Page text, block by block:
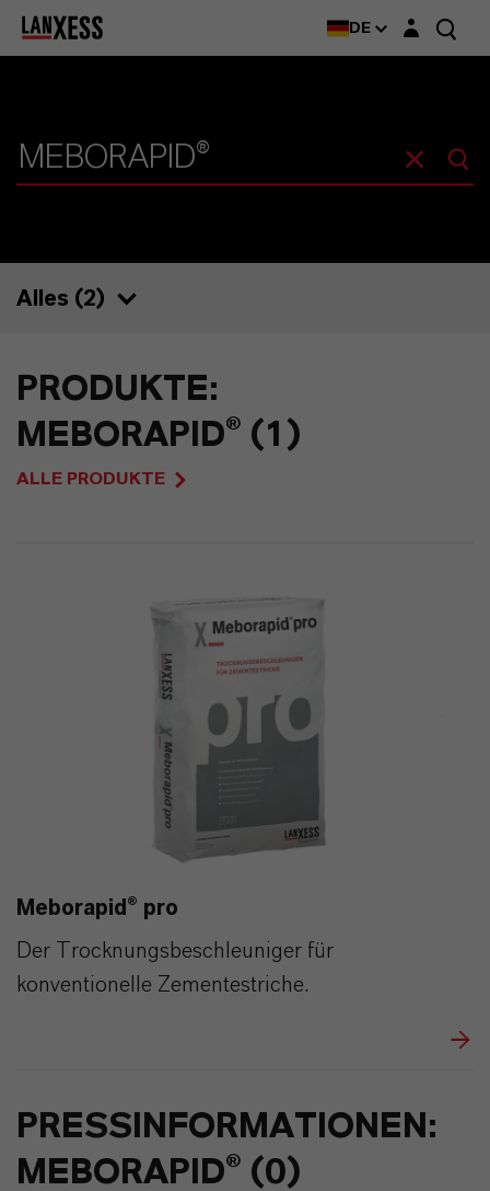
DE Login-Maske
Alles (2)
1
0
PRODUKTE:
MEBORAPID® (1)
ALLE PRODUKTE
Meborapid® pro
Der Trocknungsbeschleuniger für
konventionelle Zementestriche.
PRESSINFORMATIONEN:
MEBORAPID® (0)